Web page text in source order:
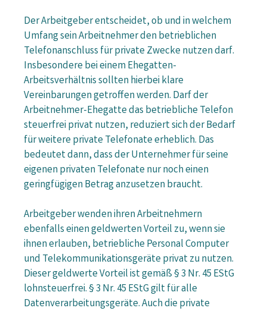
Der Arbeitgeber entscheidet, ob und in welchem
Umfang sein Arbeitnehmer den betrieblichen
Telefonanschluss für private Zwecke nutzen darf.
Insbesondere bei einem Ehegatten-
Arbeitsverhältnis sollten hierbei klare
Vereinbarungen getroffen werden. Darf der
Arbeitnehmer-Ehegatte das betriebliche Telefon
steuerfrei privat nutzen, reduziert sich der Bedarf
für weitere private Telefonate erheblich. Das
bedeutet dann, dass der Unternehmer für seine
eigenen privaten Telefonate nur noch einen
geringfügigen Betrag anzusetzen braucht.
Arbeitgeber wenden ihren Arbeitnehmern
ebenfalls einen geldwerten Vorteil zu, wenn sie
ihnen erlauben, betriebliche Personal Computer
und Telekommunikationsgeräte privat zu nutzen.
Dieser geldwerte Vorteil ist gemäß § 3 Nr. 45 EStG
lohnsteuerfrei. § 3 Nr. 45 EStG gilt für alle
Datenverarbeitungsgeräte. Auch die private